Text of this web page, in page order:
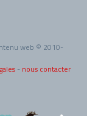
web © 2010-
- nous contacter